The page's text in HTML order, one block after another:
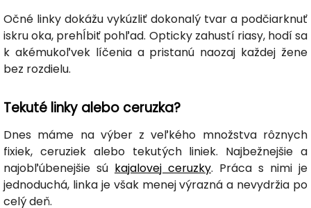
Očné linky dokážu vykúzliť dokonalý tvar a podčiarknuť
iskru oka, prehĺbiť pohľad. Opticky zahustí riasy, hodí sa
k akémukoľvek líčenia a pristanú naozaj každej žene
bez rozdielu.
Tekuté linky alebo ceruzka?
Dnes máme na výber z veľkého množstva rôznych
fixiek, ceruziek alebo tekutých liniek. Najbežnejšie a
najobľúbenejšie sú kajalovej ceruzky. Práca s nimi je
jednoduchá, linka je však menej výrazná a nevydržia po
celý deň.